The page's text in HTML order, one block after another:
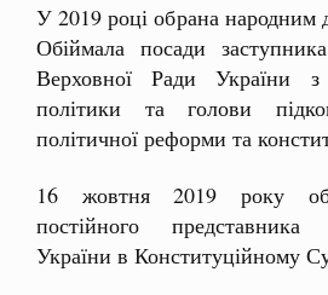
У 2019 році обрана народним
Обіймала посади
Верховної Ради України з
політики та голови
політичної реформи та
16 жовтня 2019 року
постійного
України в Конституційному